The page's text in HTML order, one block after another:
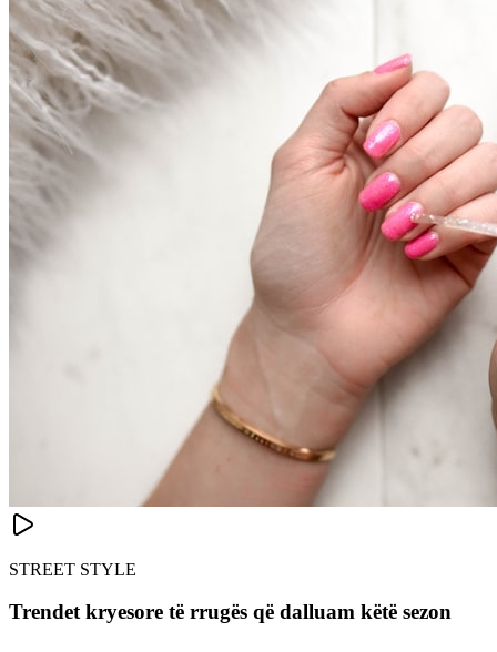
STREET STYLE
Trendet kryesore të rrugës që dalluam këtë sezon